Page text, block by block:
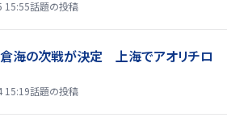
15:55話題の投稿
倉海の次戦が決定 上海でアオリチロ
15:19話題の投稿